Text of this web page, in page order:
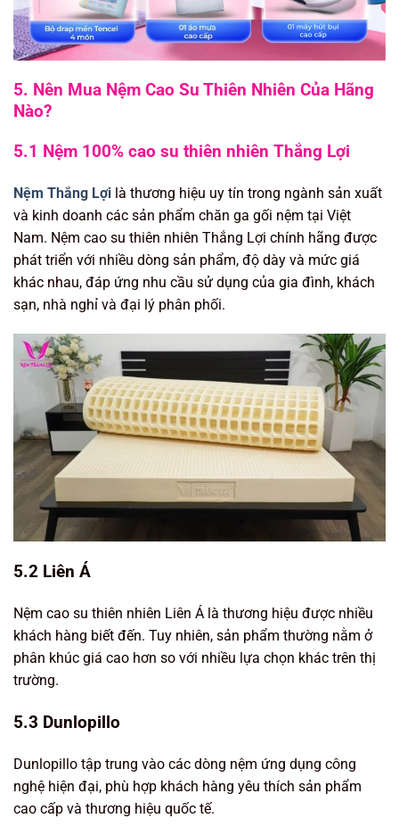
5. Nên Mua Nệm Cao Su Thiên Nhiên Của Hãng
Nào?
5.1 Nệm 100% cao su thiên nhiên Thắng Lợi
Nệm Thắng Lợi là thương hiệu uy tín trong ngành sản xuất
và kinh doanh các sản phẩm chăn ga gối nệm tại Việt
Nam. Nệm cao su thiên nhiên Thắng Lợi chính hãng được
phát triển với nhiều dòng sản phẩm, độ dày và mức giá
khác nhau, đáp ứng nhu cầu sử dụng của gia đình, khách
sạn, nhà nghỉ và đại lý phân phối.
5.2 Liên Á
Nệm cao su thiên nhiên Liên Á là thương hiệu được nhiều
khách hàng biết đến. Tuy nhiên, sản phẩm thường nằm ở
phân khúc giá cao hơn so với nhiều lựa chọn khác trên thị
trường.
5.3 Dunlopillo
Dunlopillo tập trung vào các dòng nệm ứng dụng công
nghệ hiện đại, phù hợp khách hàng yêu thích sản phẩm
cao cấp và thương hiệu quốc tế.